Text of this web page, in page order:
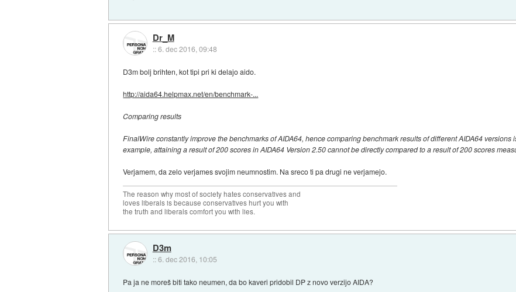
Dr_M
::6. dec 2016, 09:48
D3m bolj brihten, kot tipi pri ki delajo aido.
http://aida64.helpmax.net/en/benchmark-...
Comparing results
FinalWire constantly improve the benchmarks of AIDA64, hence comparing benchmark results of different AIDA64
example, attaining a result of 200 scores in AIDA64 Version 2.50 cannot be directly compared to a result of 200 scores
Verjamem, da zelo verjames svojim neumnostim. Na sreco ti pa drugi ne verjamejo.
The reason why most of society hates conservatives and
loves liberals is because conservatives hurt you with
the truth and liberals comfort you with lies.
D3m
::6. dec 2016, 10:05
Pa ja ne moreš biti tako neumen, da bo kaveri pridobil DP z novo verzijo AIDA?